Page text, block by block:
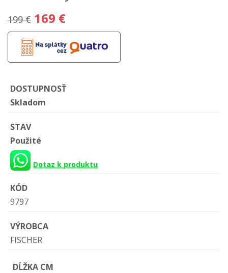
199 € 169 €
DOSTUPNOSŤ
Skladom
STAV
Použité
Dotaz k produktu
KÓD
9797
VÝROBCA
FISCHER
DĹŽKA CM